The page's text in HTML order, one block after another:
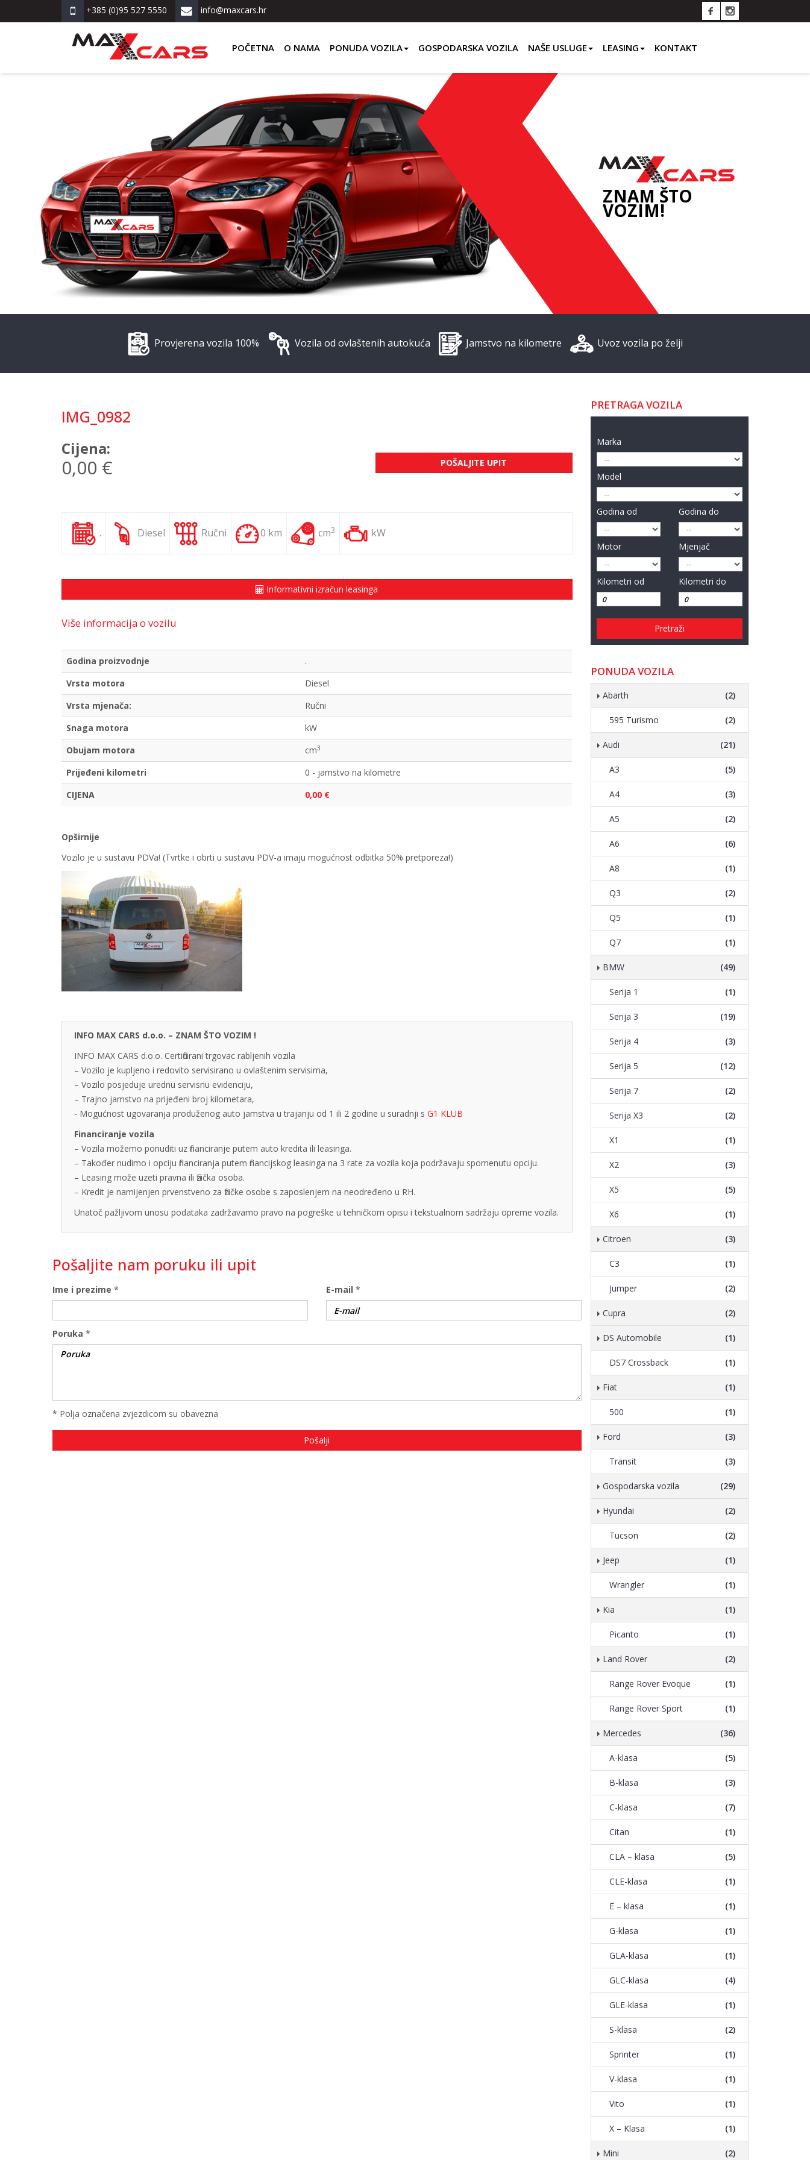
+385 (0)95 527 5550 info@maxcars.hr
POČETNA O NAMA PONUDA VOZILA GOSPODARSKA VOZILA NAŠE USLUGE LEASING KONTAKT
ZNAM ŠTO
VOZIM!
Provjerena vozila 100% Vozila od ovlaštenih autokuća Jamstvo na kilometre Uvoz vozila po želji
IMG_0982
Cijena:
0,00 € POŠALJITE UPIT
. Diesel Ručni 0 km cm3 kW
Informativni izračun leasinga
Više informacija o vozilu
Godina proizvodnje
.
Vrsta motora
Diesel
Vrsta mjenača:
Ručni
Snaga motora
kW
Obujam motora
cm3
Prijeđeni kilometri
0 - jamstvo na kilometre
CIJENA
0,00 €
Opširnije
Vozilo je u sustavu PDVa! (Tvrtke i obrti u sustavu PDV-a imaju mogućnost odbitka 50% pretporeza!)
INFO MAX CARS d.o.o. – ZNAM ŠTO VOZIM !
INFO MAX CARS d.o.o. Certificirani trgovac rabljenih vozila
– Vozilo je kupljeno i redovito servisirano u ovlaštenim servisima,
– Vozilo posjeduje urednu servisnu evidenciju,
– Trajno jamstvo na prijeđeni broj kilometara,
- Mogućnost ugovaranja produženog auto jamstva u trajanju od 1 ili 2 godine u suradnji s G1 KLUB
Financiranje vozila
– Vozila možemo ponuditi uz financiranje putem auto kredita ili leasinga.
– Također nudimo i opciju financiranja putem financijskog leasinga na 3 rate za vozila koja podržavaju spomenutu opciju.
– Leasing može uzeti pravna ili fizička osoba.
– Kredit je namijenjen prvenstveno za fizičke osobe s zaposlenjem na neodređeno u RH.
Unatoč pažljivom unosu podataka zadržavamo pravo na pogreške u tehničkom opisu i tekstualnom sadržaju opreme vozila.
Pošaljite nam poruku ili upit
Ime i prezime * E-mail *
Poruka *
* Polja označena zvjezdicom su obavezna
PRETRAGA VOZILA
Marka
Model
Godina od Godina do
Motor Mjenjač
Kilometri od Kilometri do
Pretraži
PONUDA VOZILA
Abarth (2)
595 Turismo (2)
Audi (21)
A3 (5)
A4 (3)
A5 (2)
A6 (6)
A8 (1)
Q3 (2)
Q5 (1)
Q7 (1)
BMW (49)
Serija 1 (1)
Serija 3 (19)
Serija 4 (3)
Serija 5 (12)
Serija 7 (2)
Serija X3 (2)
X1 (1)
X2 (3)
X5 (5)
X6 (1)
Citroen (3)
C3 (1)
Jumper (2)
Cupra (2)
DS Automobile (1)
DS7 Crossback (1)
Fiat (1)
500 (1)
Ford (3)
Transit (3)
Gospodarska vozila (29)
Hyundai (2)
Tucson (2)
Jeep (1)
Wrangler (1)
Kia (1)
Picanto (1)
Land Rover (2)
Range Rover Evoque (1)
Range Rover Sport (1)
Mercedes (36)
A-klasa (5)
B-klasa (3)
C-klasa (7)
Citan (1)
CLA – klasa (5)
CLE-klasa (1)
E – klasa (1)
G-klasa (1)
GLA-klasa (1)
GLC-klasa (4)
GLE-klasa (1)
S-klasa (2)
Sprinter (1)
V-klasa (1)
Vito (1)
X – Klasa (1)
Mini (2)